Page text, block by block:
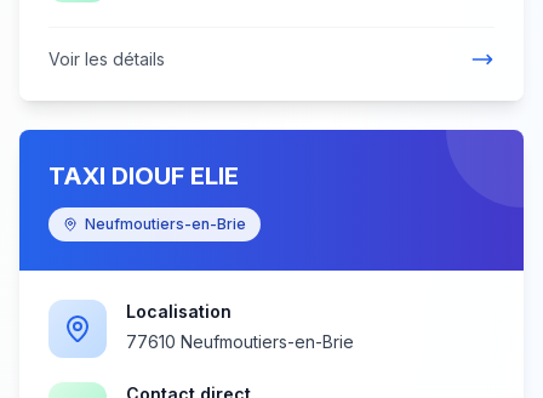
Voir les détails
TAXI DIOUF ELIE
Neufmoutiers-en-Brie
Localisation
77610 Neufmoutiers-en-Brie
Contact direct